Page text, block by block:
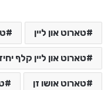
טארוט און ליין
טארוט און ליין קלף
טארוט אושו זן